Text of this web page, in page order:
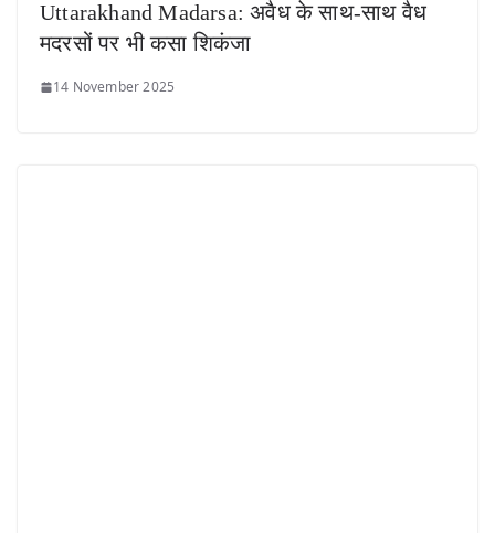
Uttarakhand Madarsa: अवैध के साथ-साथ वैध
मदरसों पर भी कसा शिकंजा
14 November 2025